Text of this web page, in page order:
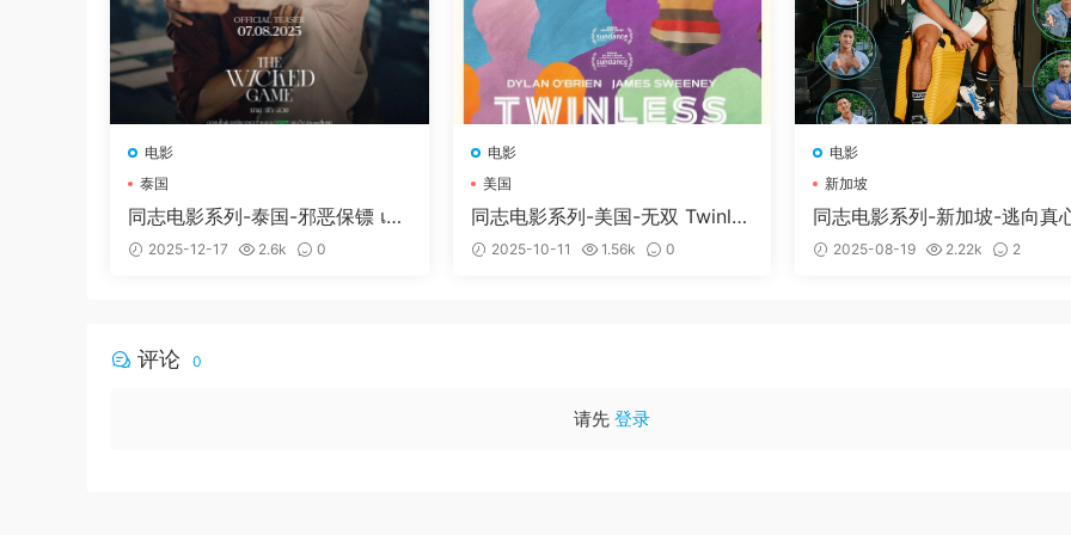
下！！！
提示无法解压：压缩包使用了最新的 RAR4和Z7压缩方案，并且我使用的是WinRAR这款软件压缩的。
你无法解压可以尝试使用这个软件解压。Mac电脑可以尝试使用
MacZip解压软件。
下载后提示解压失败
请尝试使用RAR自带修复功能，如依然无法解压请重新下载。
解压后视频无法播放：部分视频使用H256格式压缩，请下载支持H256格式播放器
这里小编给大家准备了一些好用的软件工具，你们可以用来方便的处理下载下来的文件
如果有疑问可联系微信客服：tianyouwuwang
【百度网盘不限速下载工具】
提供了方法和工具，具体需要您花点时间研究下
电影
泰国
同志电影系列-泰国-邪恶保镖 เก
มชั่วร้าย (2025)
2025-12-17 2.6k 0
电影
美国
同志电影系列-美国-无双 Twinles
s (2025)
2025-10-11 1.56k 0
电影
新加坡
同志电影系列-新加坡-逃向真
Getaway (2022)
2025-08-19 2.22k 2
评论 0
请先 登录